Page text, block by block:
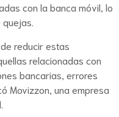
con la banca móvil, lo
reducir estas
relacionadas con
bancarias, errores
Movizzon, una empresa